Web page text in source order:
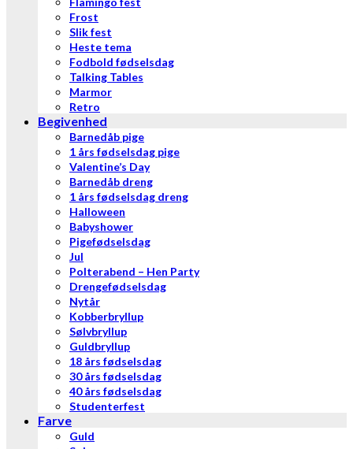
Frost
Slik fest
Heste tema
Fodbold fødselsdag
Talking Tables
Marmor
Retro
Begivenhed
Barnedåb pige
1 års fødselsdag pige
Valentine’s Day
Barnedåb dreng
1 års fødselsdag dreng
Halloween
Babyshower
Pigefødselsdag
Jul
Polterabend – Hen Party
Drengefødselsdag
Nytår
Kobberbryllup
Sølvbryllup
Guldbryllup
18 års fødselsdag
30 års fødselsdag
40 års fødselsdag
Studenterfest
Farve
Guld